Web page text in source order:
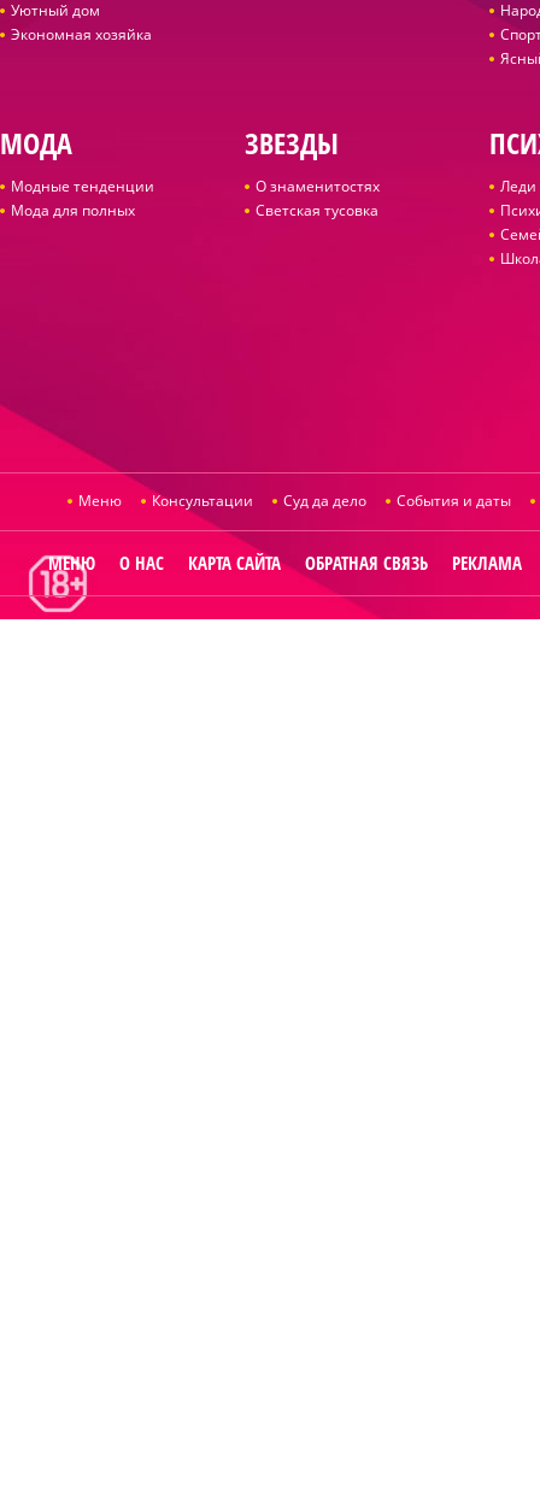
Уютный дом
Экономная хозяйка
МОДА
Модные тенденции
Мода для полных
ЗВЕЗДЫ
О знаменитостях
Светская тусовка
Леди
Меню Консультации Суд да дело События и даты
МЕНЮ О НАС КАРТА САЙТА ОБРАТНАЯ СВЯЗЬ РЕКЛАМА